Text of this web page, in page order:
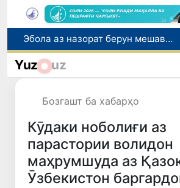
Эбола аз назорат берун мешавад: дар ҶД Конго шумораи беморон дар як ҳафта ду баробар афзуд, СУТ бонги хатар мезанад
Дар моҳи июл дар Ӯзбекистон нархи маҳсулоти озуқаворӣ коҳиш ёфт, аммо баъзе молу хидматрасониҳо гарон шуданд
Yuz uz
Бозгашт ба хабарҳо
Кӯдаки ноболиғи аз
парастории волидон
маҳрумшуда аз
Ӯзбекистон